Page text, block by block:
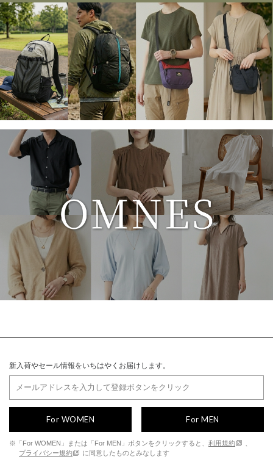
新入荷やセール情報をいちはやくお届けします。
For WOMEN For MEN
※「For WOMEN」または「For MEN」ボタンをクリックすると、 利用規約
プライバシー規約
に同意したものとみなします